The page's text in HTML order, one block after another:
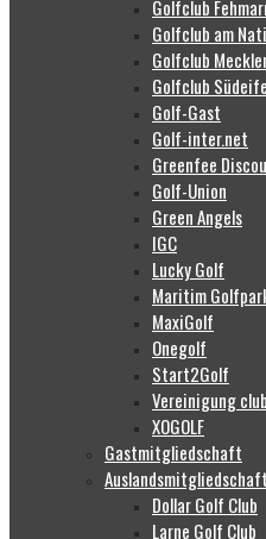
Golfclub
Golfclub am
Golfclub
Golfclub
Golf-Gast
Golf-inter.net
Greenfee
Golf-Union
Green Angels
IGC
Lucky Golf
Maritim
MaxiGolf
Onegolf
Start2Golf
Vereinigung
XOGOLF
Gastmitgliedschaft
Auslandsmitgliedschaft
Dollar Golf Club
Larne Golf Club